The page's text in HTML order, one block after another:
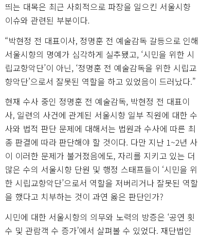
띄는 대목은 최근 사회적으로 파장을 일으킨 서울시향
이슈와 관련된 부분이다.
“박현정 전 대표이사, 정명훈 전 예술감독 갈등으로 인해
서울시향의 명예가 심각하게 실추됐고, ‘시민을 위한 시
립교향악단’이 아닌, ‘정명훈 전 예술감독을 위한 시립교
향악단’으로서 잘못된 역할을 하고 있었음이 드러났다.”
현재 수사 중인 정명훈 전 예술감독, 박현정 전 대표이
사, 일련의 사건에 관계된 서울시향 일부 직원에 대한 수
사와 법적 판단 문제에 대해서는 법원과 수사에 따른 최
종 판결에 따라 판단해야 할 것이다. 다만 지난 1~2년 사
이 이러한 문제가 불거졌음에도, 자리를 지키고 있는 더
많은 수의 서울시향 단원 및 행정 스태프들이 ‘시민을 위
한 시립교향악단’으로서 역할을 저버리거나 잘못된 역할
을 했다고 치부하는 것이 과연 옳은 판단인가?
시민에 대한 서울시향의 의무와 노력의 방증은 ‘공연 횟
수 및 관람객 수 증가’에서 살펴볼 수 있었다. 재단법인